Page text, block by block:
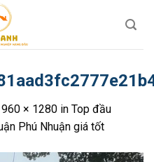
960 × 1280 in Top đầu
Phú Nhuận giá tốt